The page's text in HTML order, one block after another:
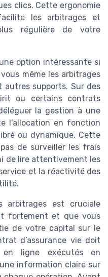
clics. Cette ergonomie
les arbitrages et
régulière de votre
option intéressante si
même les arbitrages
autres supports. Sur des
ou certains contrats
la gestion à une
l’allocation en fonction
ou dynamique. Cette
de surveiller les frais
de lire attentivement les
et la réactivité des
arbitrages est cruciale
fortement et que vous
de votre capital sur le
d’assurance vie doit
en ligne exécutés en
information claire sur